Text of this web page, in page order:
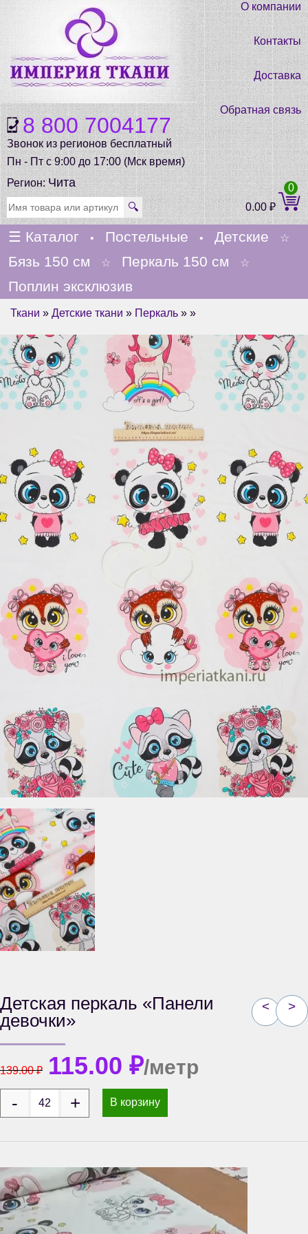
8 800 7004177
Звонок из регионов бесплатный
Пн - Пт с 9:00 до 17:00 (Мск время)
О компании
Контакты
Доставка
Обратная связь
Регион:Чита
🔍 0.00₽
0
☰ Каталог • Постельные • Детские ☆
Бязь 150 см ☆ Перкаль 150 см ☆
Поплин эксклюзив
Ткани » Детские ткани » Перкаль » »
< >
Детская перкаль «Панели
девочки»
139.00₽ 115.00 ₽/метр
В корзину